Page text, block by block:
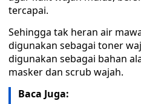
tercapai.
Sehingga tak heran air
digunakan sebagai toner
digunakan sebagai bahan
masker dan scrub wajah.
Baca Juga: